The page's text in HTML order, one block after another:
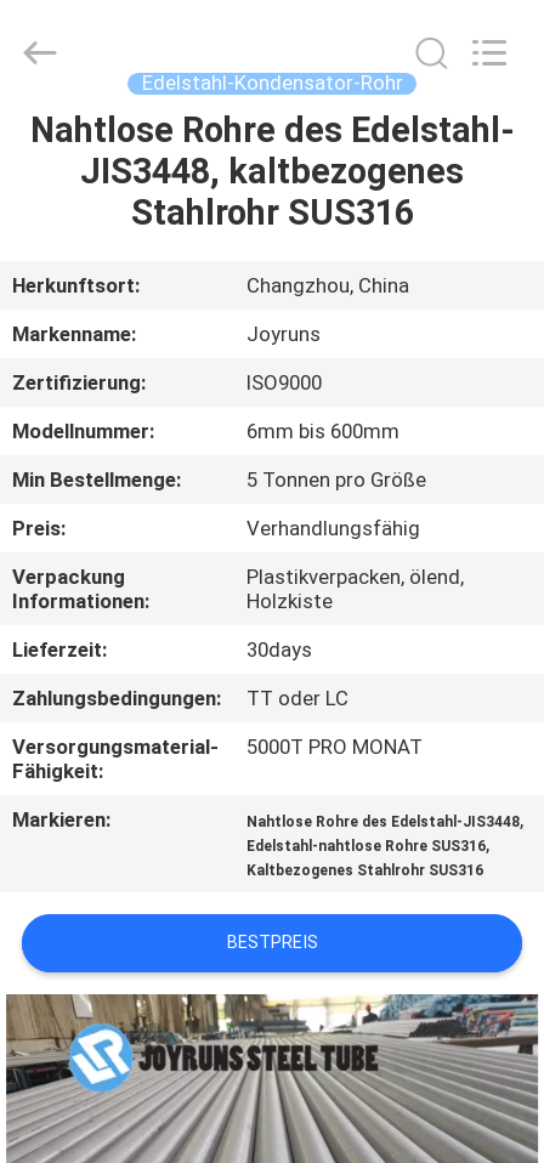
HAUS
PRODUKTE
ÜBER
US
FABRIK-
AUSFLUG
QUALITÄTSKONTROLLE
TRETEN
SIE
MIT
IN
VERBINDUNG
SIE
EIN
ZITAT
SEITENVERZEICHNIS
Tube
Reserved.
Edelstahl-Kondensator-Rohr
Nahtlose Rohre des Edelstahl-
JIS3448, kaltbezogenes
Stahlrohr SUS316
Herkunftsort:
Changzhou, China
Markenname:
Joyruns
Zertifizierung:
ISO9000
Modellnummer:
6mm bis 600mm
Min Bestellmenge:
5 Tonnen pro Größe
Preis:
Verhandlungsfähig
Verpackung
Informationen:
Plastikverpacken, ölend,
Holzkiste
Lieferzeit:
30days
Zahlungsbedingungen:
TT oder LC
Versorgungsmaterial-
Fähigkeit:
5000T PRO MONAT
Markieren: Nahtlose Rohre des Edelstahl-JIS3448,
Edelstahl-nahtlose Rohre SUS316,
Kaltbezogenes Stahlrohr SUS316
BESTPREIS